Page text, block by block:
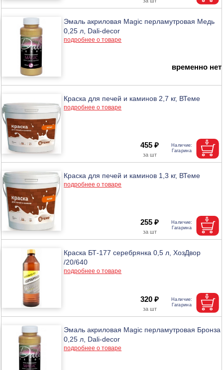
Эмаль акриловая Magic перламутровая Медь
0,25 л, Dali-decor
подробнее о товаре
временно нет
Краска для печей и каминов 2,7 кг, ВТеме
подробнее о товаре
455 ₽
Краска для печей и каминов 1,3 кг, ВТеме
подробнее о товаре
255 ₽
Краска БТ-177 серебрянка 0,5 л, ХозДвор
/20/640
подробнее о товаре
320 ₽
Эмаль акриловая Magic перламутровая Бронза
0,25 л, Dali-decor
подробнее о товаре